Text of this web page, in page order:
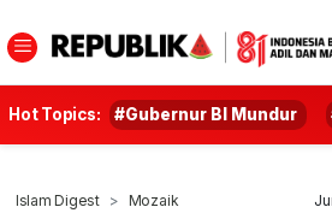
Hot Topics: #Gubernur BI Mundur
Islam Digest Mozaik